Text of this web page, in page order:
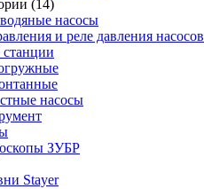
(14)
насосы
и реле давления насосов
насосы
ЗУБР
Stayer